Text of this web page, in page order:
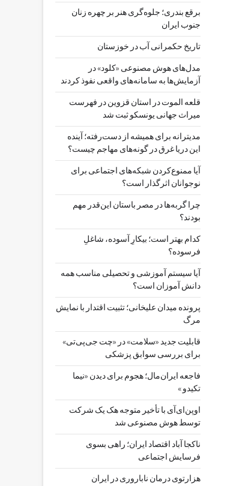
برقع بندری؛ جلوه‌گری هنر بر چهره زنان
جنوب ایران
تاریخ حکمرانی آب در خوزستان
مدل‌های هوش مصنوعی «کلود» در
آزمایش‌ها به سامانه‌های واقعی نفوذ کردند
قلعه الموت در استان قزوین در فهرست
میراث جهانی یونسکو ثبت شد
مدیترانه برای همیشه از دست‌رفته؛ آینده
این دریا غرق در گونه‌های مهاجم چیست؟
آیا ممنوع‌کردن شبکه‌های اجتماعی برای
نوجوانان اثرگذار است؟
چرا گربه‌ها در مصر باستان این‌قدر مهم
بودند؟
کدام بهتر است؛ بیکارِ آسوده، شاغلِ
فرسوده؟
آیا سیستم آموزشی و تحصیلی مناسب همه
دانش آموزان است؟
پرونده میدان علیخانی؛ تثبیت اقتدار با نمایش
مرگ
قابلیت جدید «سلامت» در «چت ‌جی‌پی‌تی»
برای بررسی سوابق پزشکی
فاجعه ایران‌مال؛ هجوم برای دیدن «نیما
تکیدو »
اوپن‌ای‌آی با تأخیر متوجه هک یک شرکت
توسط هوش مصنوعی شد
ناکجا آباد اقتصاد ایران؛ راهی بسوی
فرسایش اجتماعی
هزارتوی درمان ناباروری در ایران